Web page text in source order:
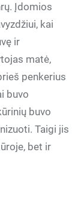
Įdomios
kai
ir
matė,
penkerius
buvo
buvo
Taigi jis
bet ir